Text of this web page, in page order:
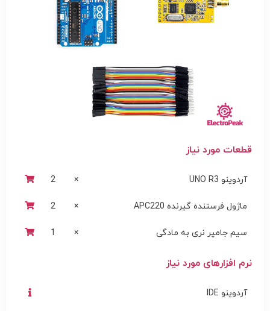
قطعات مورد نیاز
آردوینو UNO R3 ×
2
ماژول فرستنده گیرنده APC220 ×
2
سیم جامپر نری به مادگی ×
1
نرم افزارهای مورد نیاز
آردوینو IDE